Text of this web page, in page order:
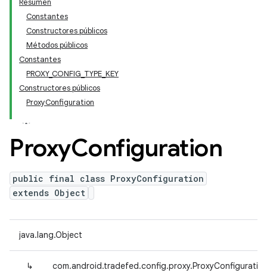
Resumen
Constantes
Constructores públicos
Métodos públicos
Constantes
PROXY_CONFIG_TYPE_KEY
Constructores públicos
ProxyConfiguration
ProxyConfiguration
public final class ProxyConfiguration
extends Object
java.lang.Object
↳